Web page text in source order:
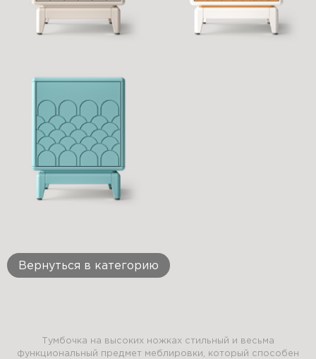
Вернуться в категорию
Тумбочка на высоких ножках стильный и весьма
функциональный предмет меблировки, который способен